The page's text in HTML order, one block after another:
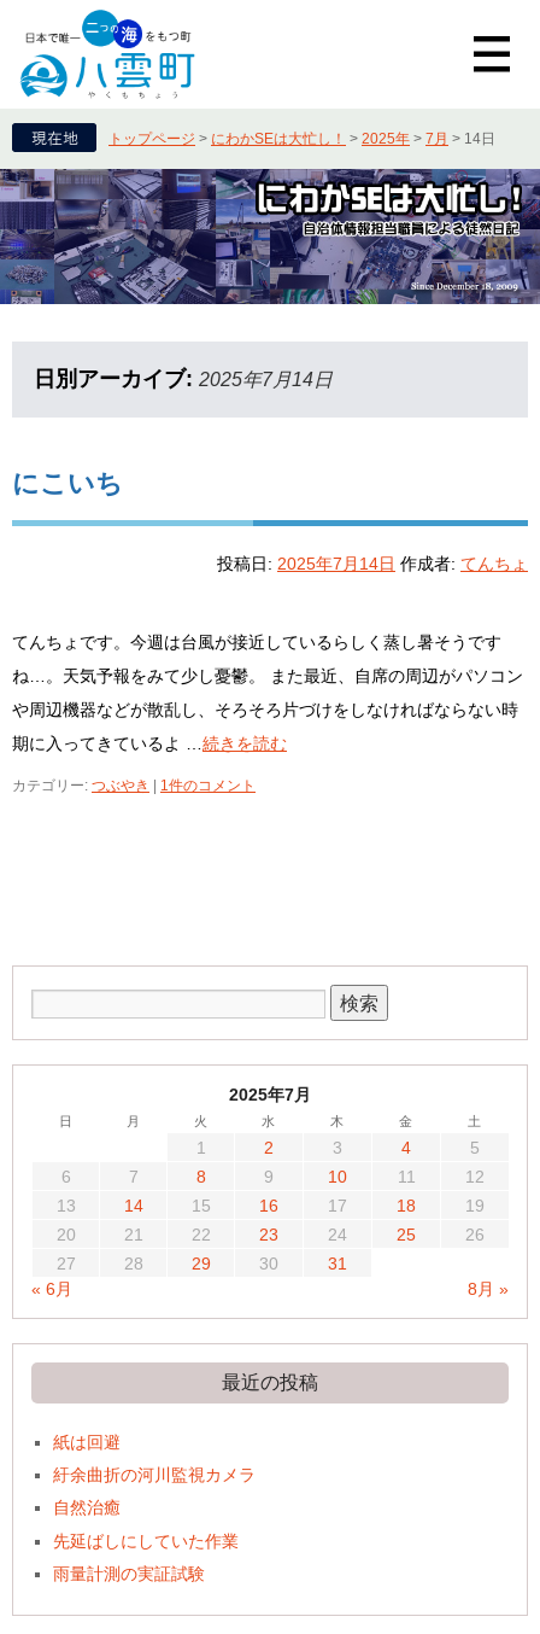
トップページ > にわかSEは大忙し！ > 2025年 > 7月 > 14日
日別アーカイブ: 2025年7月14日
にこいち
投稿日: 2025年7月14日 作成者: てんちょ
てんちょです。今週は台風が接近しているらしく蒸し暑そうです
ね…。天気予報をみて少し憂鬱。 また最近、自席の周辺がパソコン
や周辺機器などが散乱し、そろそろ片づけをしなければならない時
期に入ってきているよ … 続きを読む
カテゴリー: つぶやき 1件のコメント
2025年7月
日 月 火 水 木 金 土
1 2 3 4
5
6
7 8 9 10 11
12
13
14 15 16 17 18
19
20
21 22 23 24 25
26
27
28 29 30
31
« 6月
8月 »
最近の投稿
紙は回避
紆余曲折の河川監視カメラ
自然治癒
先延ばしにしていた作業
雨量計測の実証試験